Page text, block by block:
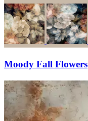
Moody Fall Flowers